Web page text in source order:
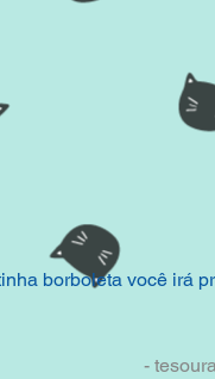
borboleta você irá
-